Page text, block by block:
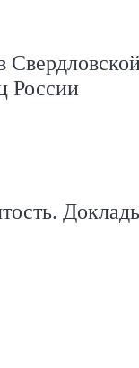
России